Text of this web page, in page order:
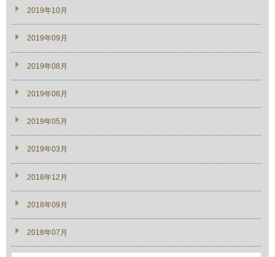
2019年10月
2019年09月
2019年08月
2019年06月
2019年05月
2019年03月
2018年12月
2018年09月
2018年07月